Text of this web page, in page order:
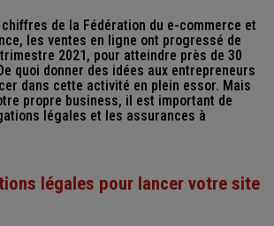
de la Fédération du e-commerce et
les ventes en ligne ont progressé de
2021, pour atteindre près de 30
quoi donner des idées aux entrepreneurs
dans cette activité en plein essor. Mais
propre business, il est important de
légales et les assurances à
légales pour lancer votre site